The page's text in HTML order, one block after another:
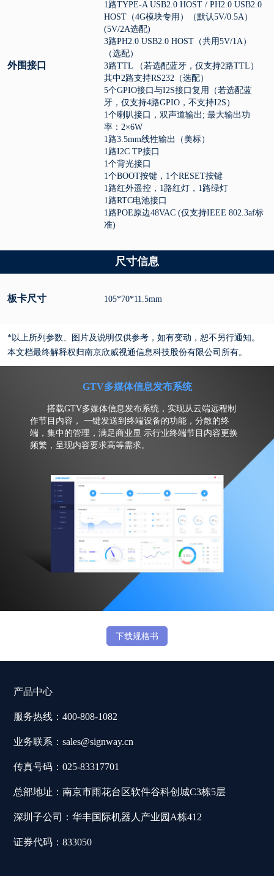
外围接口
1路TYPE-A USB2.0 HOST / PH2.0 USB2.0
HOST（4G模块专用）（默认5V/0.5A）
(5V/2A选配)
3路PH2.0 USB2.0 HOST（共用5V/1A）
（选配）
3路TTL （若选配蓝牙，仅支持2路TTL）
其中2路支持RS232（选配）
5个GPIO接口与I2S接口复用（若选配蓝
牙，仅支持4路GPIO，不支持I2S）
1个喇叭接口，双声道输出; 最大输出功
率：2×6W
1路3.5mm线性输出（美标）
1路I2C TP接口
1个背光接口
1个BOOT按键，1个RESET按键
1路红外遥控，1路红灯，1路绿灯
1路RTC电池接口
1路POE原边48VAC (仅支持IEEE 802.3af标
准)
尺寸信息
板卡尺寸 105*70*11.5mm
*以上所列参数、图片及说明仅供参考，如有变动，恕不另行通知。
本文档最终解释权归南京欣威视通信息科技股份有限公司所有。
GTV多媒体信息发布系统
搭载GTV多媒体信息发布系统，实现从云端远程制
作节目内容， 一键发送到终端设备的功能，分散的终
端，集中的管理，满足商业显 示行业终端节目内容更换
频繁，呈现内容要求高等需求。
下载规格书
产品中心
服务热线：400-808-1082
业务联系：sales@signway.cn
传真号码：025-83317701
总部地址：南京市雨花台区软件谷科创城C3栋5层
深圳子公司：华丰国际机器人产业园A栋412
证券代码：833050